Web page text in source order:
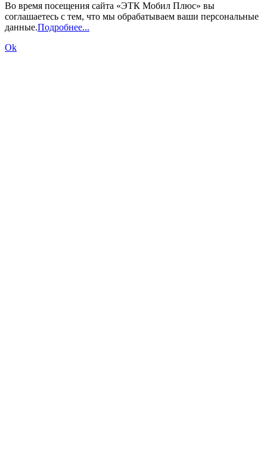
Во время посещения сайта «ЭТК Мобил Плюс» вы
соглашаетесь с тем, что мы обрабатываем ваши персональные
данные.Подробнее...
Ok